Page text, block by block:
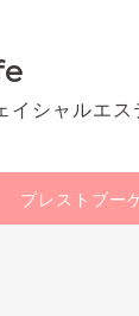
シャルエ
プレストブー